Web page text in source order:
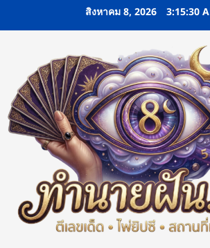
สิงหาคม 8, 2026 3:15:31